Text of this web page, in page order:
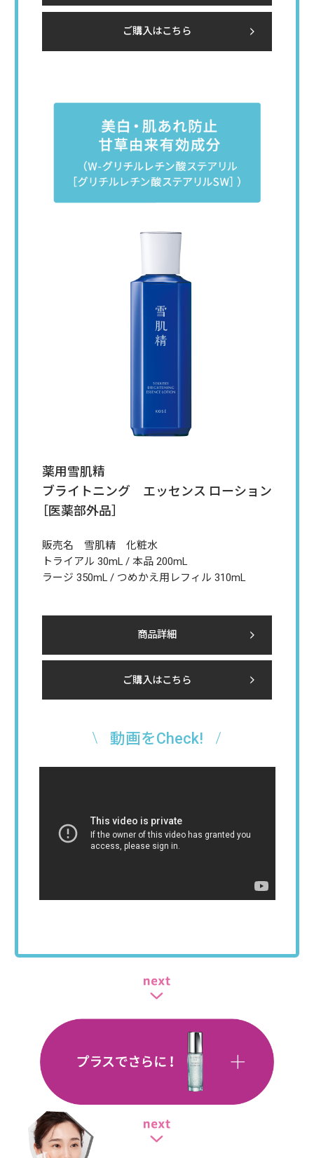
ご購入はこちら
薬用雪肌精
ブライトニング エッセンス ローション
［医薬部外品］
販売名 雪肌精 化粧水
トライアル 30mL / 本品 200mL
ラージ 350mL / つめかえ用レフィル 310mL
商品詳細
ご購入はこちら
動画をCheck!